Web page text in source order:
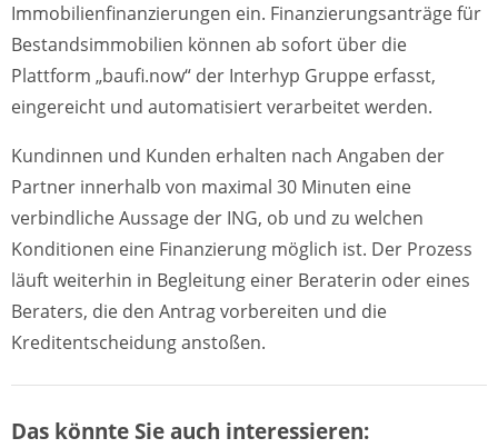
Immobilienfinanzierungen ein. Finanzierungsanträge für
Bestandsimmobilien können ab sofort über die
Plattform „baufi.now“ der Interhyp Gruppe erfasst,
eingereicht und automatisiert verarbeitet werden.
Kundinnen und Kunden erhalten nach Angaben der
Partner innerhalb von maximal 30 Minuten eine
verbindliche Aussage der ING, ob und zu welchen
Konditionen eine Finanzierung möglich ist. Der Prozess
läuft weiterhin in Begleitung einer Beraterin oder eines
Beraters, die den Antrag vorbereiten und die
Kreditentscheidung anstoßen.
Das könnte Sie auch interessieren: